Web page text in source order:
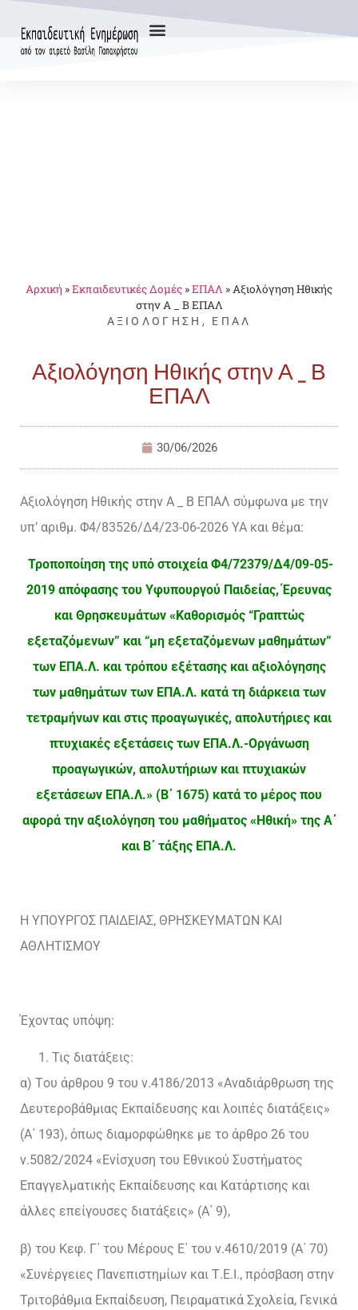
Αρχική »Εκπαιδευτικές Δομές »ΕΠΑΛ »Αξιολόγηση Ηθικής
στην Α _ Β ΕΠΑΛ
ΑΞΙΟΛΌΓΗΣΗ , ΕΠΑΛ
Αξιολόγηση Ηθικής στην Α _ Β
ΕΠΑΛ
30/06/2026
Αξιολόγηση Ηθικής στην Α _ Β ΕΠΑΛ σύμφωνα με την
υπ’ αριθμ. Φ4/83526/Δ4/23-06-2026 ΥΑ και θέμα:
Τροποποίηση της υπό στοιχεία Φ4/72379/Δ4/09-05-
2019 απόφασης του Υφυπουργού Παιδείας, Έρευνας
και Θρησκευμάτων «Καθορισμός “Γραπτώς
εξεταζόμενων” και “μη εξεταζόμενων μαθημάτων”
των ΕΠΑ.Λ. και τρόπου εξέτασης και αξιολόγησης
των μαθημάτων των ΕΠΑ.Λ. κατά τη διάρκεια των
τετραμήνων και στις προαγωγικές, απολυτήριες και
πτυχιακές εξετάσεις των ΕΠΑ.Λ.-Οργάνωση
προαγωγικών, απολυτήριων και πτυχιακών
εξετάσεων ΕΠΑ.Λ.» (Β΄ 1675) κατά το μέρος που
αφορά την αξιολόγηση του μαθήματος «Ηθική» της Α΄
και Β΄ τάξης ΕΠΑ.Λ.
Η ΥΠΟΥΡΓΟΣ ΠΑΙΔΕΙΑΣ, ΘΡΗΣΚΕΥΜΑΤΩΝ ΚΑΙ
ΑΘΛΗΤΙΣΜΟΥ
Έχοντας υπόψη:
Τις διατάξεις:
α) Tου άρθρου 9 του ν.4186/2013 «Αναδιάρθρωση της
Δευτεροβάθμιας Εκπαίδευσης και λοιπές διατάξεις»
(Α΄ 193), όπως διαμορφώθηκε με το άρθρο 26 του
ν.5082/2024 «Ενίσχυση του Εθνικού Συστήματος
Επαγγελματικής Εκπαίδευσης και Κατάρτισης και
άλλες επείγουσες διατάξεις» (Α΄ 9),
β) του Κεφ. Γ΄ του Μέρους Ε΄ του ν.4610/2019 (Α΄ 70)
«Συνέργειες Πανεπιστημίων και Τ.Ε.Ι., πρόσβαση στην
Τριτοβάθμια Εκπαίδευση, Πειραματικά Σχολεία, Γενικά